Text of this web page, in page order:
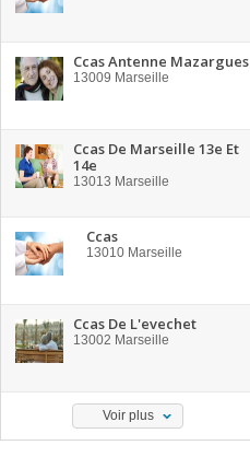
Ccas Antenne Mazargues
13009 Marseille
Ccas De Marseille 13e Et
14e
13013 Marseille
Ccas
13010 Marseille
Ccas De L'evechet
13002 Marseille
Voir plus